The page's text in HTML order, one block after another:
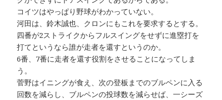
コイツはやっぱり野球がわかっていない。
河田は、鈴木誠也、クロンにもこれを要求するとする。
四番が2ストライクからフルスイングをせずに進塁打を
打てというなら誰が走者を還すというのか。
6番、7番に走者を還す役割をさせることになってしま
う。
菅野はイニングが食え、次の登板までのブルペンに入る
回数を減らし、ブルペンの投球数を減らせば、一シーズ